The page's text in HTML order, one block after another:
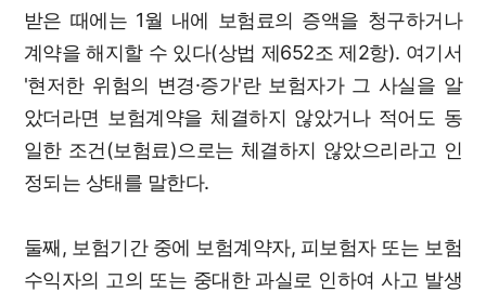
받은 때에는 1월 내에 보험료의 증액을 청구하거나
계약을 해지할 수 있다(상법 제652조 제2항). 여기서
'현저한 위험의 변경·증가'란 보험자가 그 사실을 알
았더라면 보험계약을 체결하지 않았거나 적어도 동
일한 조건(보험료)으로는 체결하지 않았으리라고 인
정되는 상태를 말한다.
둘째, 보험기간 중에 보험계약자, 피보험자 또는 보험
수익자의 고의 또는 중대한 과실로 인하여 사고 발생